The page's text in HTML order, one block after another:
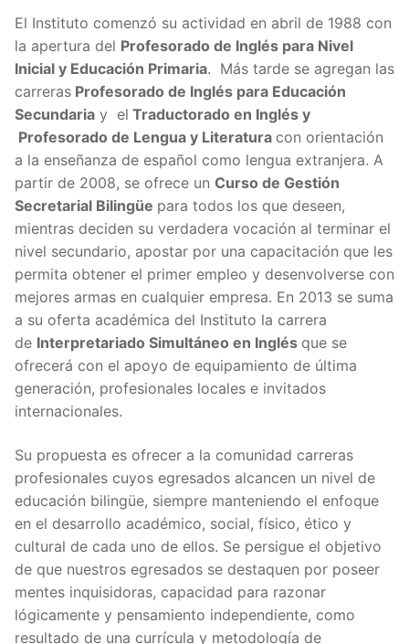
El Instituto comenzó su actividad en abril de 1988 con
la apertura del Profesorado de Inglés para Nivel
Inicial y Educación Primaria. Más tarde se agregan las
carreras Profesorado de Inglés para Educación
Secundaria y el Traductorado en Inglés y
Profesorado de Lengua y Literatura con orientación
a la enseñanza de español como lengua extranjera. A
partir de 2008, se ofrece un Curso de Gestión
Secretarial Bilingüe para todos los que deseen,
mientras deciden su verdadera vocación al terminar el
nivel secundario, apostar por una capacitación que les
permita obtener el primer empleo y desenvolverse con
mejores armas en cualquier empresa. En 2013 se suma
a su oferta académica del Instituto la carrera
de Interpretariado Simultáneo en Inglés que se
ofrecerá con el apoyo de equipamiento de última
generación, profesionales locales e invitados
internacionales.
Su propuesta es ofrecer a la comunidad carreras
profesionales cuyos egresados alcancen un nivel de
educación bilingüe, siempre manteniendo el enfoque
en el desarrollo académico, social, físico, ético y
cultural de cada uno de ellos. Se persigue el objetivo
de que nuestros egresados se destaquen por poseer
mentes inquisidoras, capacidad para razonar
lógicamente y pensamiento independiente, como
resultado de una currícula y metodología de